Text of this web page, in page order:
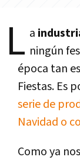
L a
ningún
época tan
Fiestas. Es
serie de
Navidad o
Como ya